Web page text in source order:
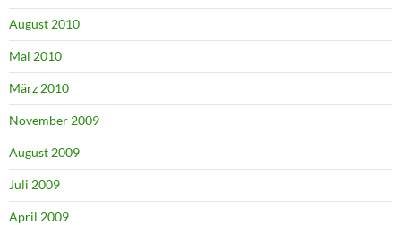
August 2010
Mai 2010
März 2010
November 2009
August 2009
Juli 2009
April 2009